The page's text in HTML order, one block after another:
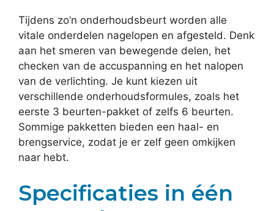
Tijdens zo’n onderhoudsbeurt worden alle
vitale onderdelen nagelopen en afgesteld. Denk
aan het smeren van bewegende delen, het
checken van de accuspanning en het nalopen
van de verlichting. Je kunt kiezen uit
verschillende onderhoudsformules, zoals het
eerste 3 beurten-pakket of zelfs 6 beurten.
Sommige pakketten bieden een haal- en
brengservice, zodat je er zelf geen omkijken
naar hebt.
Specificaties in één